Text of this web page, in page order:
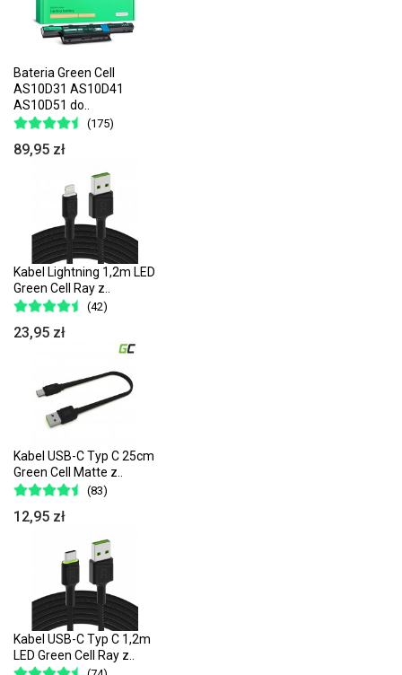
Bateria Green Cell
AS10D31 AS10D41
AS10D51 do..
(175)
89,95 zł
Kabel Lightning 1,2m LED
Green Cell Ray z..
(42)
23,95 zł
Kabel USB-C Typ C 25cm
Green Cell Matte z..
(83)
12,95 zł
Kabel USB-C Typ C 1,2m
LED Green Cell Ray z..